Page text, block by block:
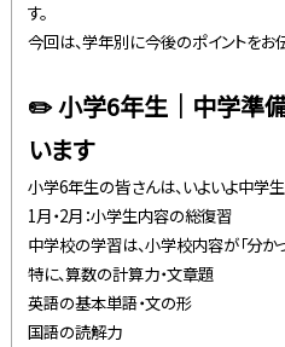
す。
今回は、学年別に今後のポイントをお
✏️ 小学6年生｜中学準備
います
小学6年生の皆さんは、いよいよ中学生
1月・2月：小学生内容の総復習
中学校の学習は、小学校内容が「分か
特に、算数の計算力・文章題
英語の基本単語・文の形
国語の読解力